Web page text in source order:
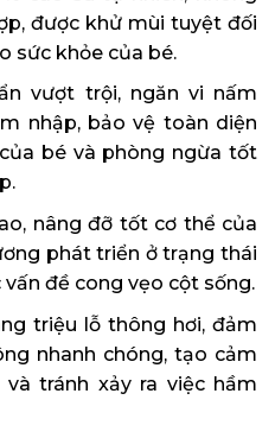
được khử mùi tuyệt đối
sức khỏe của bé.
vượt trội, ngăn vi nấm
nhập, bảo vệ toàn diện
bé và phòng ngừa tốt
nâng đỡ tốt cơ thể của
phát triển ở trạng thái
đề cong vẹo cột sống.
triệu lỗ thông hơi, đảm
nhanh chóng, tạo cảm
tránh xảy ra việc hầm